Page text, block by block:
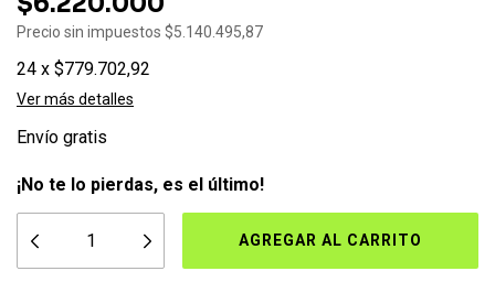
Precio sin impuestos $5.140.495,87
24 x $779.702,92
Ver más detalles
Envío gratis
¡No te lo pierdas, es el último!